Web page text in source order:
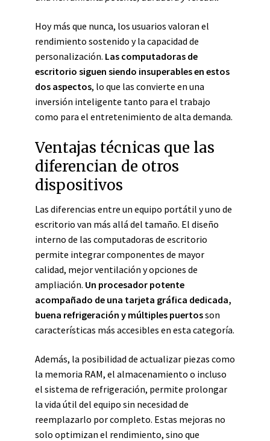
Hoy más que nunca, los usuarios valoran el
rendimiento sostenido y la capacidad de
personalización. Las computadoras de
escritorio siguen siendo insuperables en estos
dos aspectos, lo que las convierte en una
inversión inteligente tanto para el trabajo
como para el entretenimiento de alta demanda.
Ventajas técnicas que las
diferencian de otros
dispositivos
Las diferencias entre un equipo portátil y uno de
escritorio van más allá del tamaño. El diseño
interno de las computadoras de escritorio
permite integrar componentes de mayor
calidad, mejor ventilación y opciones de
ampliación. Un procesador potente
acompañado de una tarjeta gráfica dedicada,
buena refrigeración y múltiples puertosson
características más accesibles en esta categoría.
Además, la posibilidad de actualizar piezas como
la memoria RAM, el almacenamiento o incluso
el sistema de refrigeración, permite prolongar
la vida útil del equipo sin necesidad de
reemplazarlo por completo. Estas mejoras no
solo optimizan el rendimiento, sino que